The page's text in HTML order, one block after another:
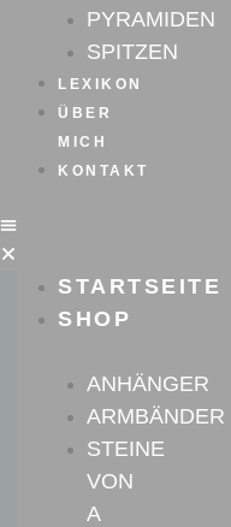
PYRAMIDEN
SPITZEN
LEXIKON
ÜBER
MICH
KONTAKT
STARTSEITE
SHOP
ANHÄNGER
ARMBÄNDER
STEINE
VON
A